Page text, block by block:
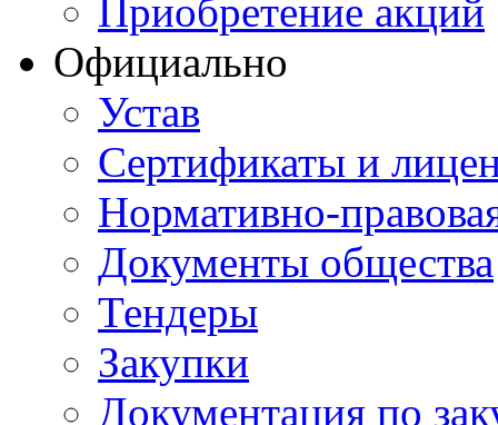
Приобретение акций
Официально
Устав
Сертификаты и
Нормативно-
Документы общества
Тендеры
Закупки
Документация по